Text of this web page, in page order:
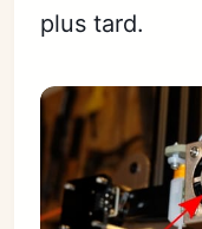
plus tard.